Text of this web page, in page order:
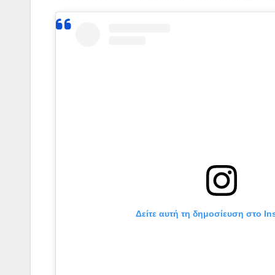
Δείτε αυτή τη δημοσίευση στο